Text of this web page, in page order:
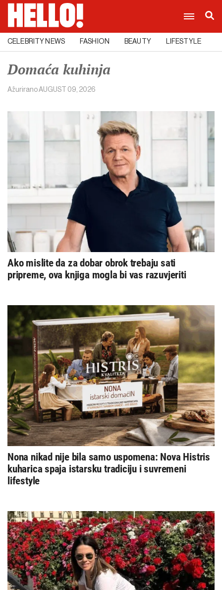
CELEBRITY NEWS FASHION BEAUTY LIFESTYLE
Domaća kuhinja
AžuriranoAUGUST 09, 2026
Ako mislite da za dobar obrok trebaju sati
pripreme, ova knjiga mogla bi vas razuvjeriti
Nona nikad nije bila samo uspomena: Nova Histris
kuharica spaja istarsku tradiciju i suvremeni
lifestyle